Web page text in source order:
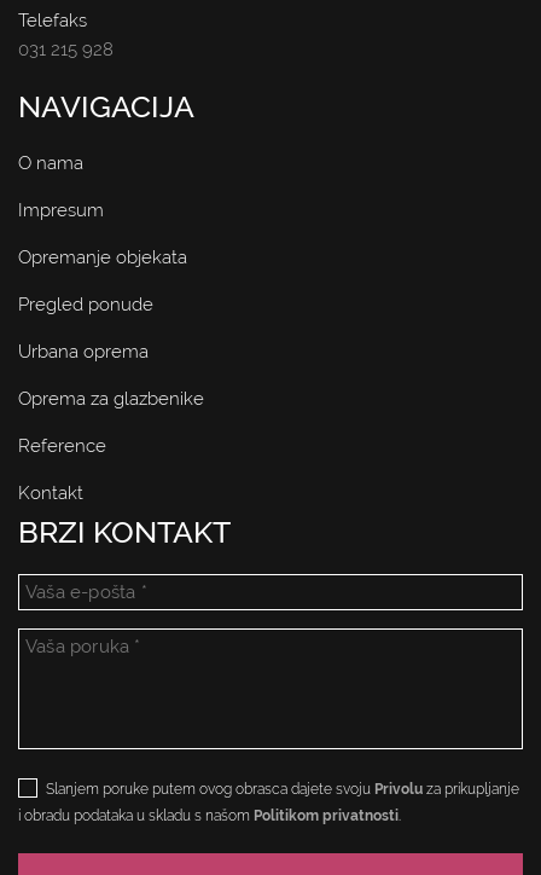
Telefaks
031 215 928
NAVIGACIJA
O nama
Impresum
Opremanje objekata
Pregled ponude
Urbana oprema
Oprema za glazbenike
Reference
Kontakt
BRZI KONTAKT
Slanjem poruke putem ovog obrasca dajete svoju Privolu za prikupljanje
i obradu podataka u skladu s našom Politikom privatnosti.